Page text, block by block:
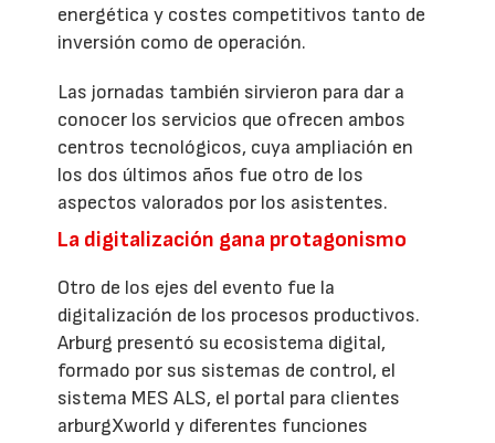
energética y costes competitivos tanto de
inversión como de operación.
Las jornadas también sirvieron para dar a
conocer los servicios que ofrecen ambos
centros tecnológicos, cuya ampliación en
los dos últimos años fue otro de los
aspectos valorados por los asistentes.
La digitalización gana protagonismo
Otro de los ejes del evento fue la
digitalización de los procesos productivos.
Arburg presentó su ecosistema digital,
formado por sus sistemas de control, el
sistema MES ALS, el portal para clientes
arburgXworld y diferentes funciones